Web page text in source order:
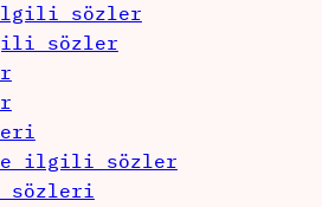
sözler
sözler
ilgili sözler
sözleri